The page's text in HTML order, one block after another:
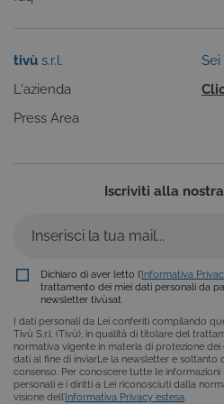
tivù s.r.l.
L'azienda
Press Area
Iscriviti alla
Dichiaro di aver letto l’Informativa
trattamento dei miei dati personali da
newsletter tivùsat
I dati personali da Lei conferiti compilando
Tivù S.r.l. (Tivù), in qualità di titolare del
normativa vigente in materia di protezione
dati al fine di inviarLe la newsletter e
consenso. Per conoscere tutte le
personali e i diritti a Lei riconosciuti dalla
visione dell’Informativa Privacy estesa
ASP.NET_SessionId